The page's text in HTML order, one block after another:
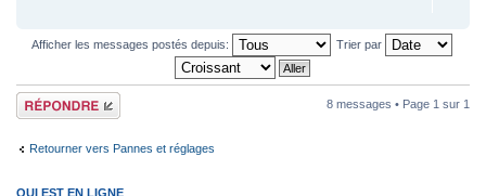
Afficher les messages postés depuis: Trier par
Répondre 8 messages • Page 1 sur 1
Retourner vers Pannes et réglages
QUI EST EN LIGNE